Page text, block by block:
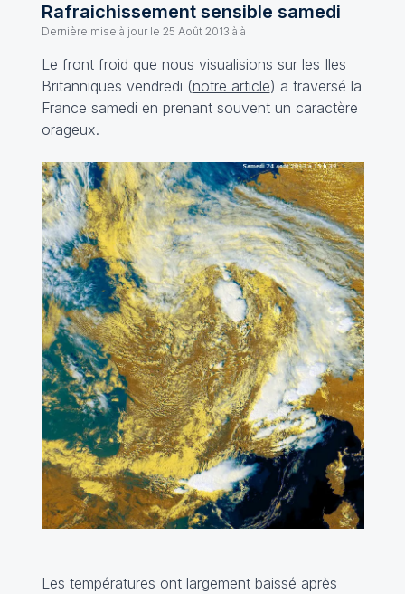
Rafraichissement sensible samedi
Dernière mise à jour le 25 Août 2013 à à
Le front froid que nous visualisions sur les Iles
Britanniques vendredi (notre article) a traversé la
France samedi en prenant souvent un caractère
orageux.
Les températures ont largement baissé après